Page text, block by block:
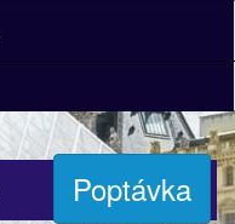
Poptávka